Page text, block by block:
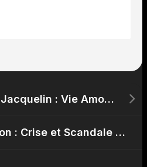
Compagne Emilien Jacquelin : Vie Amoureuse du Biathlète avec Chloé Chevalier
Affaire Julia Simon : Crise et Scandale dans le Monde du Biathlon